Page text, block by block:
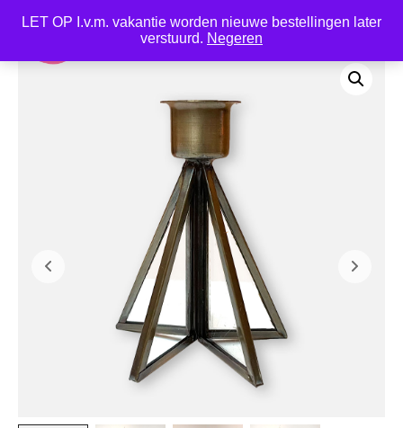
LET OP I.v.m. vakantie worden nieuwe bestellingen later
verstuurd. Negeren